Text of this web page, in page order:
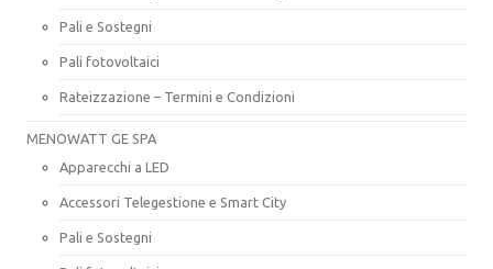
Pali e Sostegni
Pali fotovoltaici
Rateizzazione – Termini e Condizioni
MENOWATT GE SPA
Apparecchi a LED
Accessori Telegestione e Smart City
Pali e Sostegni